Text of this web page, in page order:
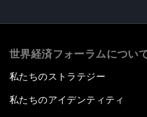
世界経済フォーラムについ
私たちのストラテジー
私たちのアイデンティティ